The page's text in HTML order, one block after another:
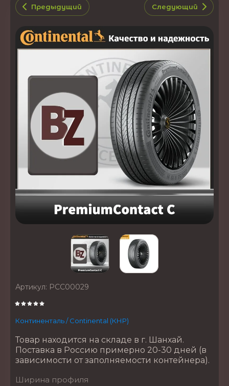
Предыдущий Следующий
Артикул: PCC00029
Континенталь / Continental (КНР)
Товар находится на складе в г. Шанхай.
Поставка в Россию примерно 20-30 дней (в
зависимости от заполняемости контейнера).
Ширина профиля